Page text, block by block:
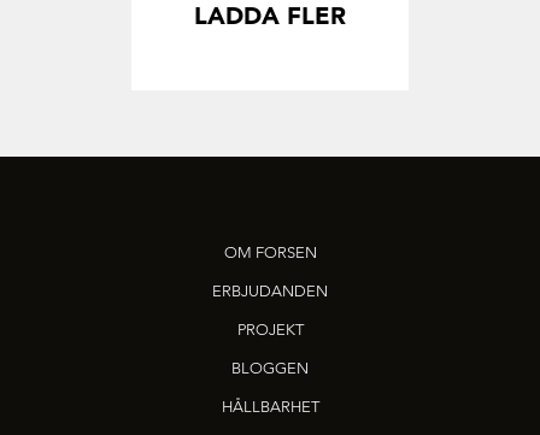
LADDA FLER
OM FORSEN
ERBJUDANDEN
PROJEKT
BLOGGEN
HÅLLBARHET